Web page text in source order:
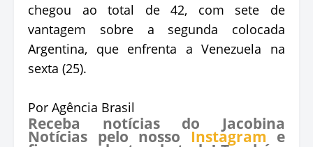
chegou ao total de 42, com sete de
vantagem sobre a segunda colocada
Argentina, que enfrenta a Venezuela na
sexta (25).
Por Agência Brasil
Receba notícias do Jacobina
Notícias pelo nosso Instagram e